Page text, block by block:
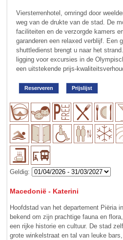
Viersterrenhotel, omringd door
weg van de drukte van de stad. De
faciliteiten en de verzorgde kamers
garanderen een relaxed verblijf. Een
shuttledienst brengt u naar het
ligging voor excursies in de
een uitstekende prijs-
Reserveren Prijslijst
Geldig:
Macedonië - Katerini
Hoofdstad van het departement Piëria
bekend om zijn prachtige fauna en
een rijke historie en cultuur. De stad
grote winkelstraat en tal van leuke